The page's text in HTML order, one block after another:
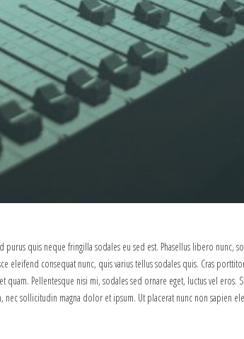
quis neque fringilla sodales eu sed est. Phasellus libero nunc,
eleifend consequat nunc, quis varius tellus sodales quis. Cras
quam. Pellentesque nisi mi, sodales sed ornare eget, luctus vel
sollicitudin magna dolor et ipsum. Ut placerat nunc non sapien